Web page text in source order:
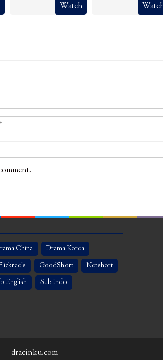
Watch
China
Drama Korea
GoodShort
Netshort
English Sub Indo
dracinku.com